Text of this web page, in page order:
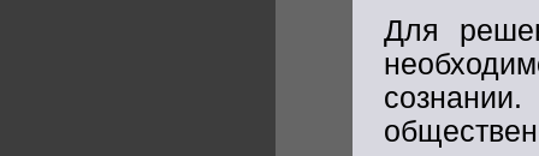
Для